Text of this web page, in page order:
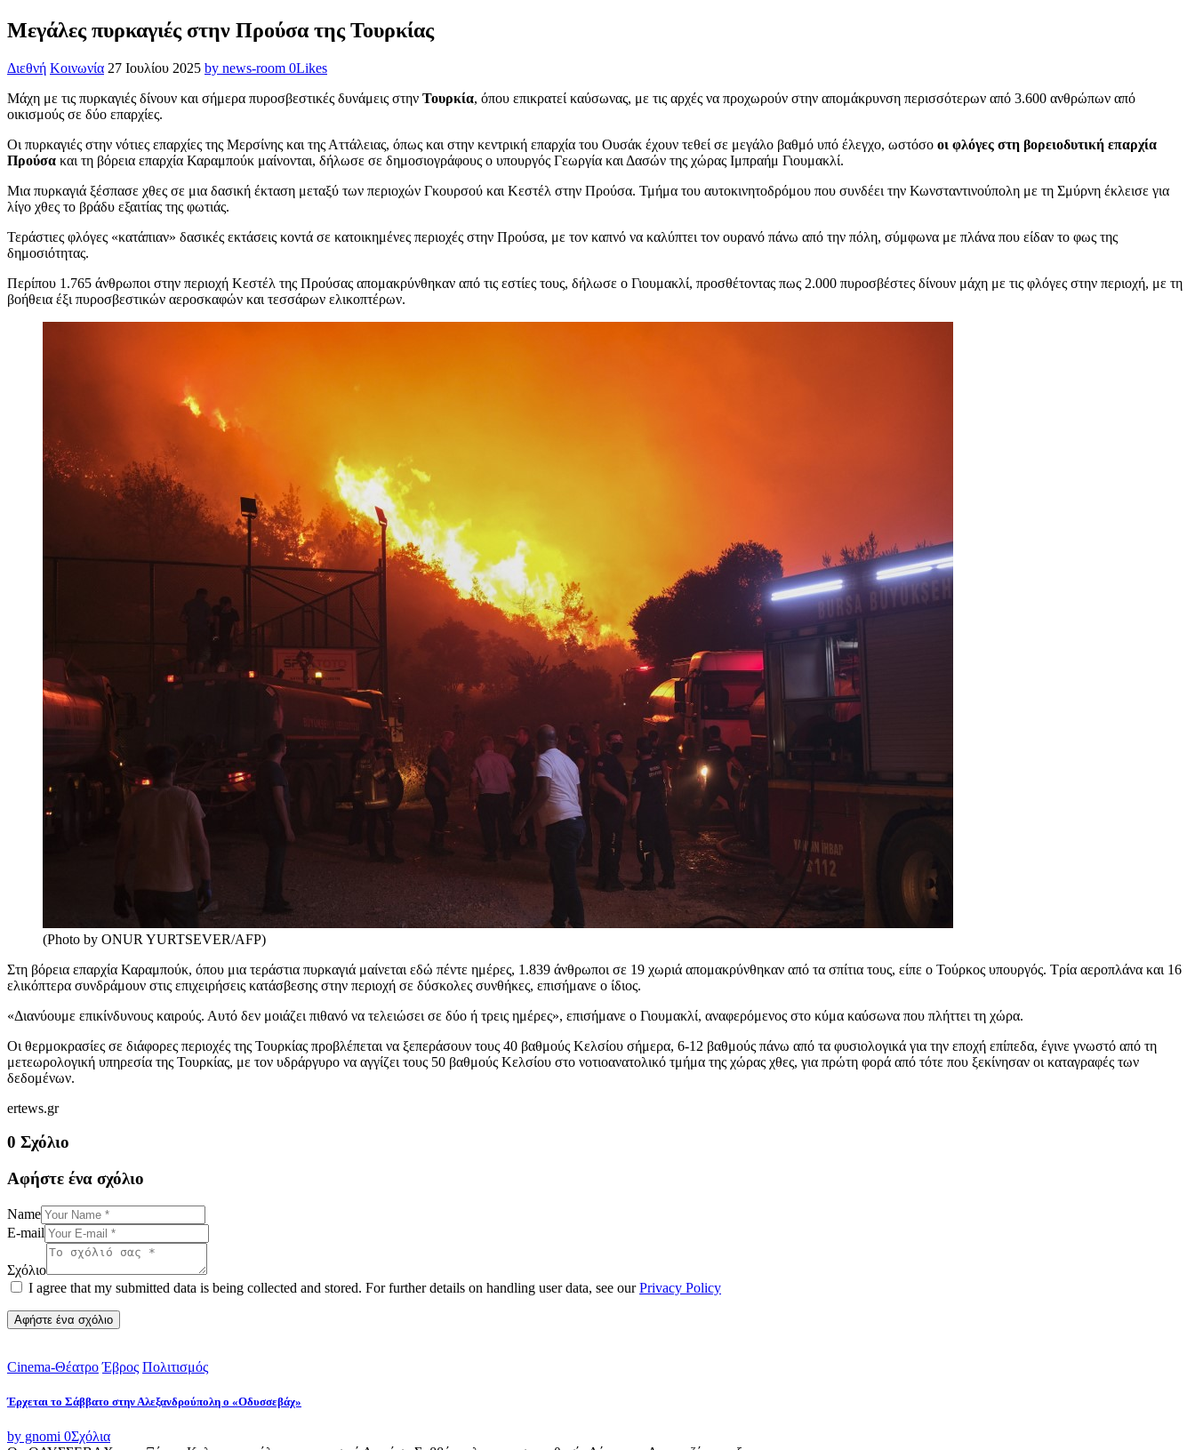
Μεγάλες πυρκαγιές στην Προύσα της Τουρκίας
Διεθνή Κοινωνία 27 Ιουλίου 2025 by news-room 0Likes
Μάχη με τις πυρκαγιές δίνουν και σήμερα πυροσβεστικές δυνάμεις στην Τουρκία, όπου επικρατεί καύσωνας, με τις αρχές να προχωρούν στην απομάκρυνση περισσότερων από 3.600 ανθρώπων από
οικισμούς σε δύο επαρχίες.
Οι πυρκαγιές στην νότιες επαρχίες της Μερσίνης και της Αττάλειας, όπως και στην κεντρική επαρχία του Ουσάκ έχουν τεθεί σε μεγάλο βαθμό υπό έλεγχο, ωστόσο οι φλόγες στη βορειοδυτική επαρχία
Προύσα και τη βόρεια επαρχία Καραμπούκ μαίνονται, δήλωσε σε δημοσιογράφους ο υπουργός Γεωργία και Δασών της χώρας Ιμπραήμ Γιουμακλί.
Μια πυρκαγιά ξέσπασε χθες σε μια δασική έκταση μεταξύ των περιοχών Γκουρσού και Κεστέλ στην Προύσα. Τμήμα του αυτοκινητοδρόμου που συνδέει την Κωνσταντινούπολη με τη Σμύρνη έκλεισε για
λίγο χθες το βράδυ εξαιτίας της φωτιάς.
Τεράστιες φλόγες «κατάπιαν» δασικές εκτάσεις κοντά σε κατοικημένες περιοχές στην Προύσα, με τον καπνό να καλύπτει τον ουρανό πάνω από την πόλη, σύμφωνα με πλάνα που είδαν το φως της
δημοσιότητας.
Περίπου 1.765 άνθρωποι στην περιοχή Κεστέλ της Προύσας απομακρύνθηκαν από τις εστίες τους, δήλωσε ο Γιουμακλί, προσθέτοντας πως 2.000 πυροσβέστες δίνουν μάχη με τις φλόγες στην περιοχή, με τη
βοήθεια έξι πυροσβεστικών αεροσκαφών και τεσσάρων ελικοπτέρων.
(Photo by ONUR YURTSEVER/AFP)
Στη βόρεια επαρχία Καραμπούκ, όπου μια τεράστια πυρκαγιά μαίνεται εδώ πέντε ημέρες, 1.839 άνθρωποι σε 19 χωριά απομακρύνθηκαν από τα σπίτια τους, είπε ο Τούρκος υπουργός. Τρία αεροπλάνα και 16
ελικόπτερα συνδράμουν στις επιχειρήσεις κατάσβεσης στην περιοχή σε δύσκολες συνθήκες, επισήμανε ο ίδιος.
«Διανύουμε επικίνδυνους καιρούς. Αυτό δεν μοιάζει πιθανό να τελειώσει σε δύο ή τρεις ημέρες», επισήμανε ο Γιουμακλί, αναφερόμενος στο κύμα καύσωνα που πλήττει τη χώρα.
Οι θερμοκρασίες σε διάφορες περιοχές της Τουρκίας προβλέπεται να ξεπεράσουν τους 40 βαθμούς Κελσίου σήμερα, 6-12 βαθμούς πάνω από τα φυσιολογικά για την εποχή επίπεδα, έγινε γνωστό από τη
μετεωρολογική υπηρεσία της Τουρκίας, με τον υδράργυρο να αγγίζει τους 50 βαθμούς Κελσίου στο νοτιοανατολικό τμήμα της χώρας χθες, για πρώτη φορά από τότε που ξεκίνησαν οι καταγραφές των
δεδομένων.
ertews.gr
0 Σχόλιο
Αφήστε ένα σχόλιο
Name
E-mail
Σχόλιο
I agree that my submitted data is being collected and stored. For further details on handling user data, see ourPrivacy Policy
Cinema-Θέατρο Έβρος Πολιτισμός
Έρχεται το Σάββατο στην Αλεξανδρούπολη ο «Οδυσσεβάχ»
by gnomi 0Σχόλια